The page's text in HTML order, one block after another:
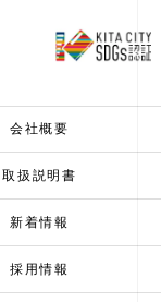
会社概要
取扱説明書
新着情報
採用情報